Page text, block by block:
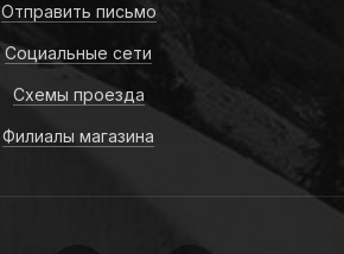
Отправить письмо
Социальные сети
Схемы проезда
Филиалы магазина